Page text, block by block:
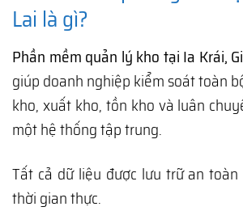
Lai là gì?
Phần mềm quản lý kho tại Ia Krái,
giúp doanh nghiệp kiểm soát toàn
kho, xuất kho, tồn kho và luân
một hệ thống tập trung.
Tất cả dữ liệu được lưu trữ an
thời gian thực.